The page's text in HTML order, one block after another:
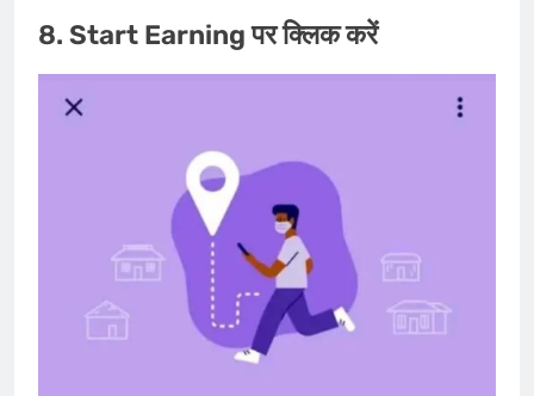
8. Start Earning पर क्लिक करें